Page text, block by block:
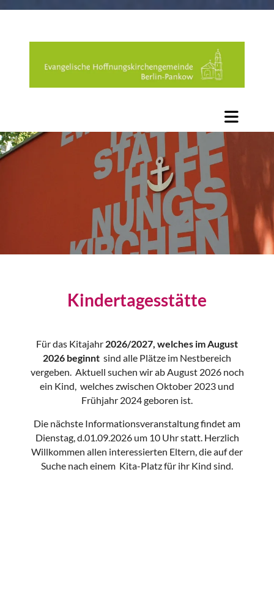
Kindertagesstätte
Für das Kitajahr 2026/2027, welches im August
2026 beginnt sind alle Plätze im Nestbereich
vergeben. Aktuell suchen wir ab August 2026 noch
ein Kind, welches zwischen Oktober 2023 und
Frühjahr 2024 geboren ist.
Die nächste Informationsveranstaltung findet am
Dienstag, d.01.09.2026 um 10 Uhr statt. Herzlich
Willkommen allen interessierten Eltern, die auf der
Suche nach einem Kita-Platz für ihr Kind sind.